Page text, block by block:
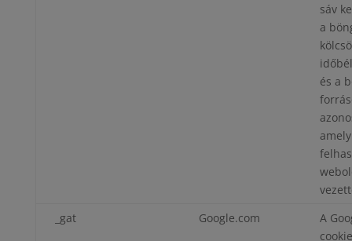
sáv
a
és a
_gat
Google.com
A